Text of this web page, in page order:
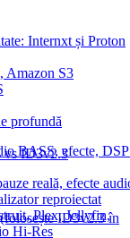
BASS, efecte,
reală, efecte
reproiectat
Plex, Jellyfin,
Hi-Res
Internxt și Proton
Amazon S3
profundă
vs ID3v2.3
ID3v2.3 în